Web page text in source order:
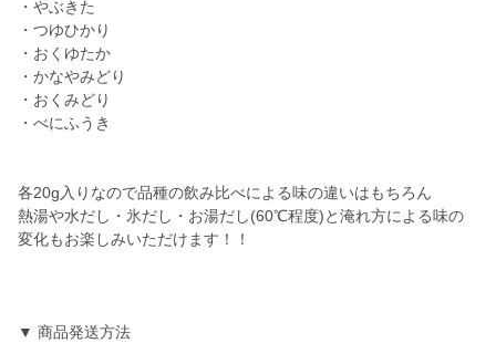
・やぶきた
・つゆひかり
・おくゆたか
・かなやみどり
・おくみどり
・べにふうき
各20g入りなので品種の飲み比べによる味の違いはもちろん
熱湯や水だし・氷だし・お湯だし(60℃程度)と淹れ方による味の
変化もお楽しみいただけます！！
▼ 商品発送方法